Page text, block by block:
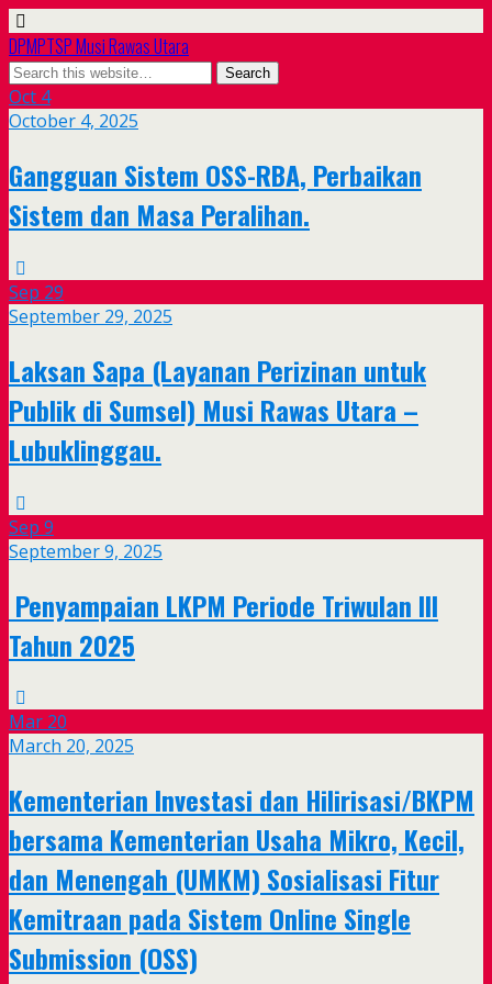
DPMPTSP Musi Rawas Utara
Oct 4
October 4, 2025
Gangguan Sistem OSS-RBA, Perbaikan
Sistem dan Masa Peralihan.
Sep 29
September 29, 2025
Laksan Sapa (Layanan Perizinan untuk
Publik di Sumsel) Musi Rawas Utara –
Lubuklinggau.
Sep 9
September 9, 2025
Penyampaian LKPM Periode Triwulan III
Tahun 2025
Mar 20
March 20, 2025
Kementerian Investasi dan Hilirisasi/BKPM
bersama Kementerian Usaha Mikro, Kecil,
dan Menengah (UMKM) Sosialisasi Fitur
Kemitraan pada Sistem Online Single
Submission (OSS)